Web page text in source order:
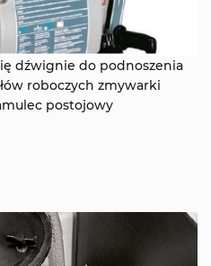
dźwignie do podnoszenia
roboczych zmywarki
postojowy